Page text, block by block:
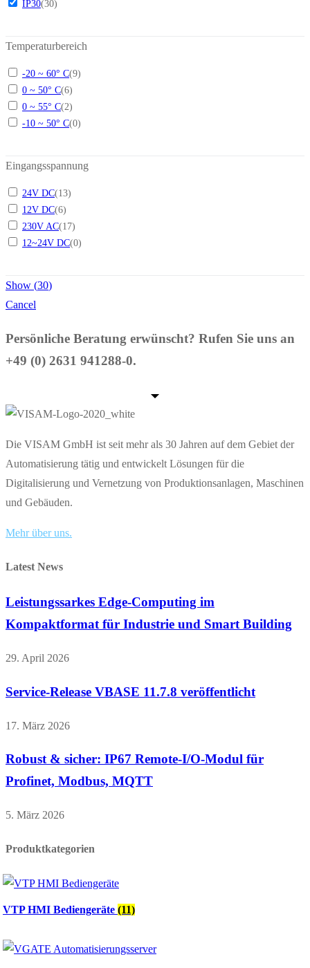
IP30(30)
Temperaturbereich
-20 ~ 60° C(9)
0 ~ 50° C(6)
0 ~ 55° C(2)
-10 ~ 50° C(0)
Eingangsspannung
24V DC(13)
12V DC(6)
230V AC(17)
12~24V DC(0)
Show (30)
Cancel
Persönliche Beratung erwünscht? Rufen Sie uns an
+49 (0) 2631 941288-0.
Die VISAM GmbH ist seit mehr als 30 Jahren auf dem Gebiet der
Automatisierung tätig und entwickelt Lösungen für die
Digitalisierung und Vernetzung von Produktionsanlagen, Maschinen
und Gebäuden.
Mehr über uns.
Latest News
Leistungssarkes Edge-Computing im
Kompaktformat für Industrie und Smart Building
29. April 2026
Service-Release VBASE 11.7.8 veröffentlicht
17. März 2026
Robust & sicher: IP67 Remote-I/O-Modul für
Profinet, Modbus, MQTT
5. März 2026
Produktkategorien
VTP HMI Bediengeräte (11)